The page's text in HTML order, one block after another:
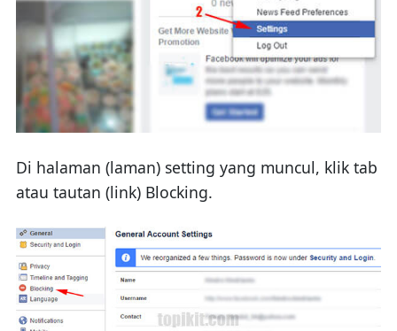
Di halaman (laman) setting yang muncul, klik tab
atau tautan (link) Blocking.